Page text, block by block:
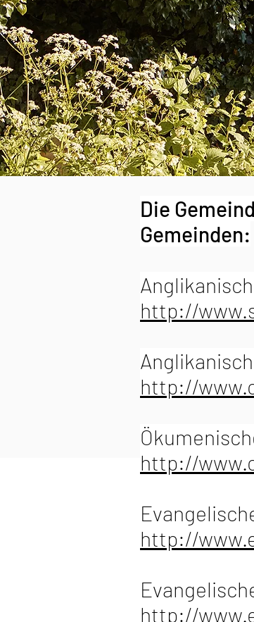
Die
Gemeinden:
http://
http://
http://
http://
http://